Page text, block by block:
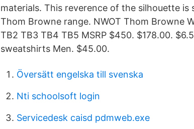
materials. This reverence of the silhouette
Thom Browne range. NWOT Thom Browne
TB2 TB3 TB4 TB5 MSRP $450. $178.00.
sweatshirts Men. $45.00.
Översätt engelska till svenska
Nti schoolsoft login
Servicedesk caisd pdmweb.exe